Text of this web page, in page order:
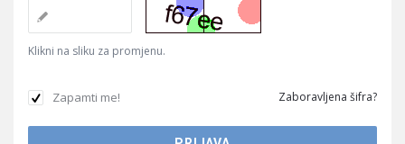
Klikni na sliku za promjenu.
Zapamti me! Zaboravljena šifra?